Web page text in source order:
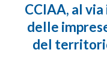
CCIAA, al
delle
del